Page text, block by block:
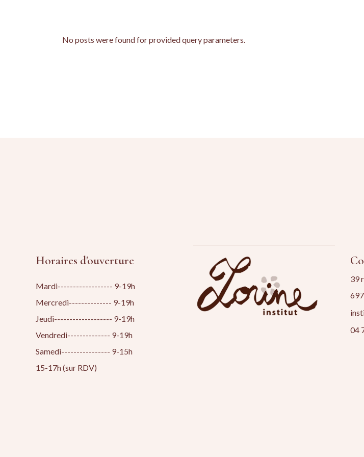
No posts were found for provided query parameters.
Horaires d'ouverture
Mardi------------------ 9-19h
Mercredi-------------- 9-19h
Jeudi------------------- 9-19h
Vendredi-------------- 9-19h
Samedi---------------- 9-15h
15-17h (sur RDV)
39
04